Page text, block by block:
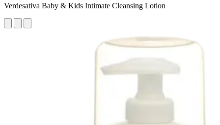
Verdesativa Baby & Kids Intimate Cleansing Lotion